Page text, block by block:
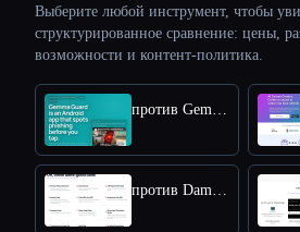
Выберите любой инструмент, чтобы
структурированное сравнение: цены,
возможности и контент-политика.
против Gemma Guard
против Damn Good Tools